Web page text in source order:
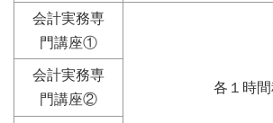
会計実務専
門講座①
各１時
会計実務専
門講座②